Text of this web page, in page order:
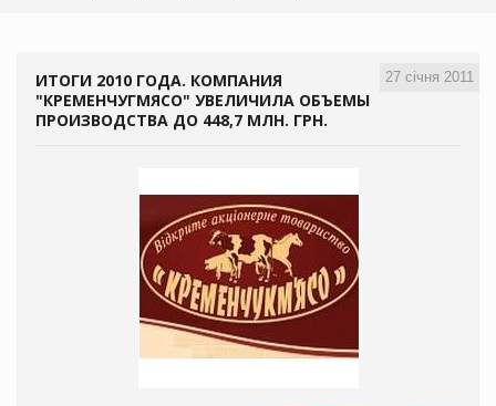
27 січня 2011
ИТОГИ 2010 ГОДА. КОМПАНИЯ
"КРЕМЕНЧУГМЯСО" УВЕЛИЧИЛА ОБЪЕМЫ
ПРОИЗВОДСТВА ДО 448,7 МЛН. ГРН.